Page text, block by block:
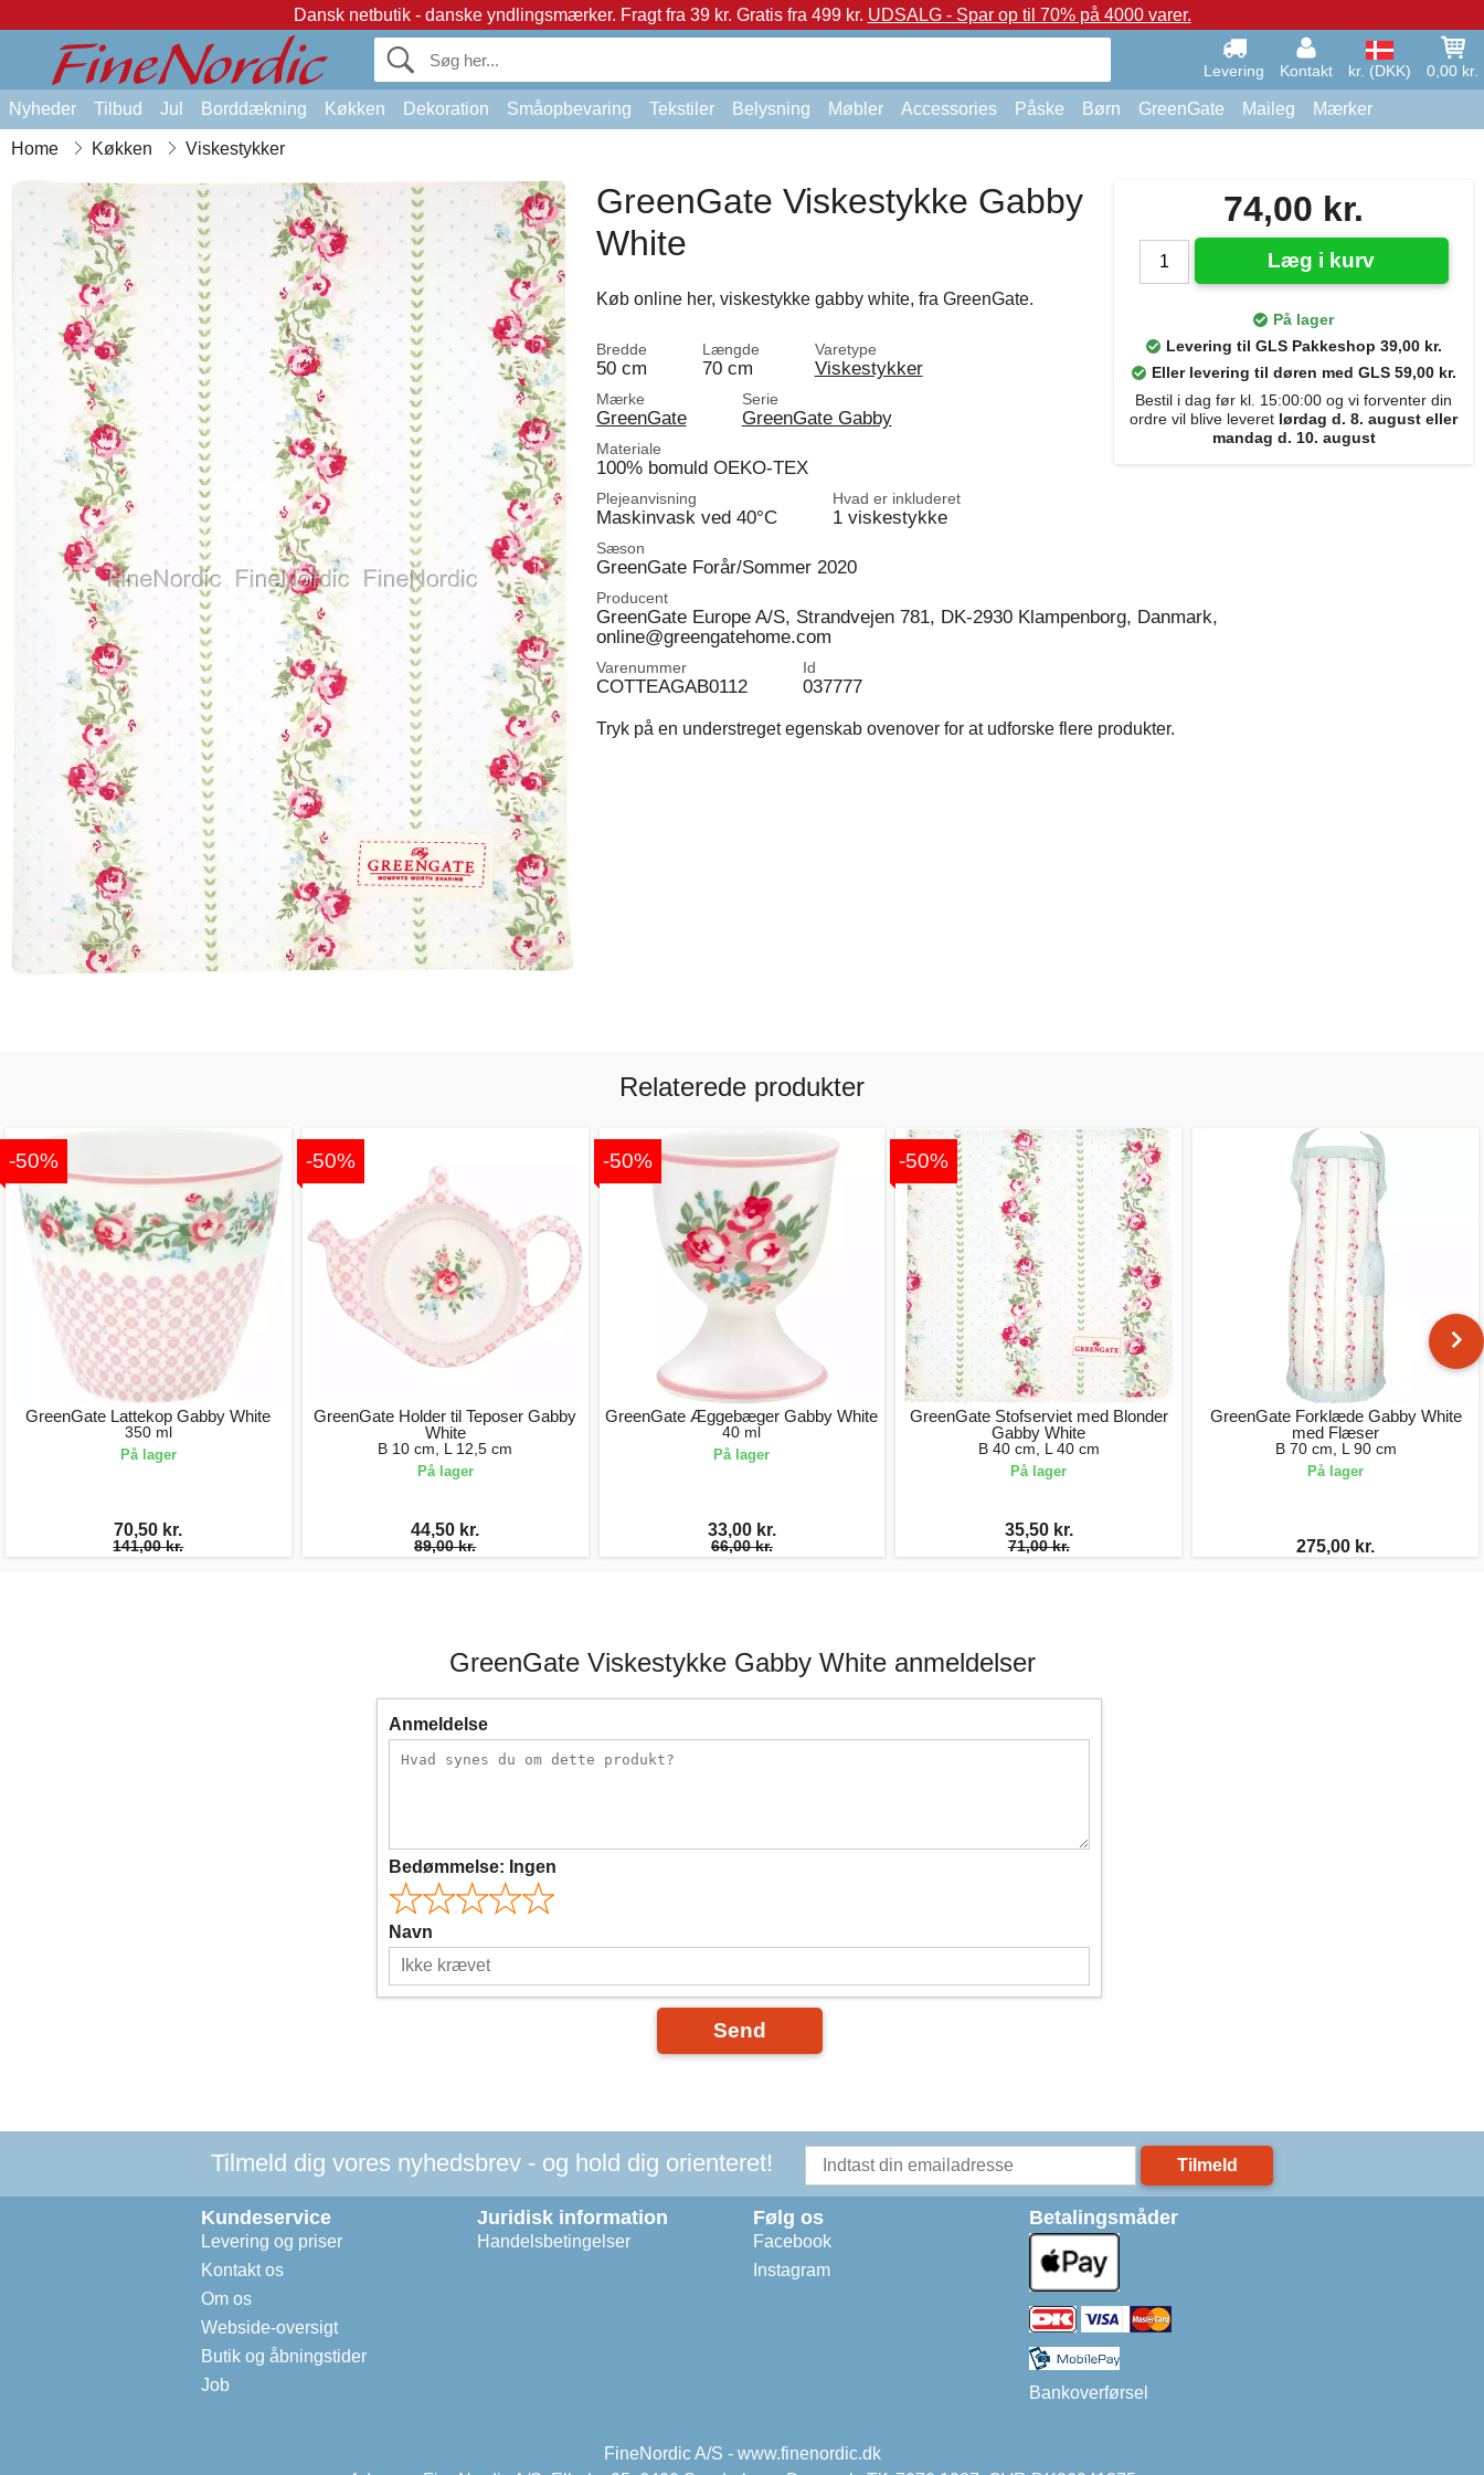
Dansk netbutik - danske yndlingsmærker. Fragt fra 39 kr. Gratis fra 499 kr. UDSALG - Spar op til 70% på 4000 varer.
Levering Kontakt kr. (DKK) 0,00 kr.
Nyheder Tilbud Jul Borddækning Køkken Dekoration Småopbevaring Tekstiler Belysning Møbler Accessories Påske Børn GreenGate Maileg Mærker
Home Køkken Viskestykker
74,00 kr.
Læg i kurv
På lager
Levering til GLS Pakkeshop 39,00 kr.
Eller levering til døren med GLS 59,00 kr.
Bestil i dag før kl. 15:00:00 og vi forventer din
ordre vil blive leveret lørdag d. 8. august eller
mandag d. 10. august
GreenGate Viskestykke Gabby
White
Køb online her, viskestykke gabby white, fra GreenGate.
Bredde
50 cm
Længde
70 cm
Varetype
Viskestykker
Mærke
GreenGate
Serie
GreenGate Gabby
Materiale
100% bomuld OEKO-TEX
Plejeanvisning
Maskinvask ved 40°C
Hvad er inkluderet
1 viskestykke
Sæson
GreenGate Forår/Sommer 2020
Producent
GreenGate Europe A/S, Strandvejen 781, DK-2930 Klampenborg, Danmark,
online@greengatehome.com
Varenummer
COTTEAGAB0112
Id
037777
Tryk på en understreget egenskab ovenover for at udforske flere produkter.
Relaterede produkter
-50%
GreenGate Lattekop Gabby White
350 ml
På lager
70,50 kr.
141,00 kr.
-50%
GreenGate Holder til Teposer Gabby
White
B 10 cm, L 12,5 cm
På lager
44,50 kr.
89,00 kr.
-50%
GreenGate Æggebæger Gabby White
40 ml
På lager
33,00 kr.
66,00 kr.
-50%
GreenGate Stofserviet med Blonder
Gabby White
B 40 cm, L 40 cm
På lager
35,50 kr.
71,00 kr.
GreenGate Forklæde Gabby White
med Flæser
B 70 cm, L 90 cm
På lager
275,00 kr.
GreenGate Viskestykke Gabby White anmeldelser
Anmeldelse
Bedømmelse: Ingen
Navn
Send
Tilmeld dig vores nyhedsbrev - og hold dig orienteret! Tilmeld
Kundeservice
Levering og priser
Kontakt os
Om os
Webside-oversigt
Butik og åbningstider
Job
Juridisk information
Handelsbetingelser
Følg os
Facebook
Instagram
Betalingsmåder
Bankoverførsel
FineNordic A/S - www.finenordic.dk